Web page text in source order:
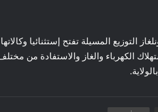
التوزيع المسيلة تفتح إستثنائيا
استهلاك الكهرباء والغاز والاستفادة من